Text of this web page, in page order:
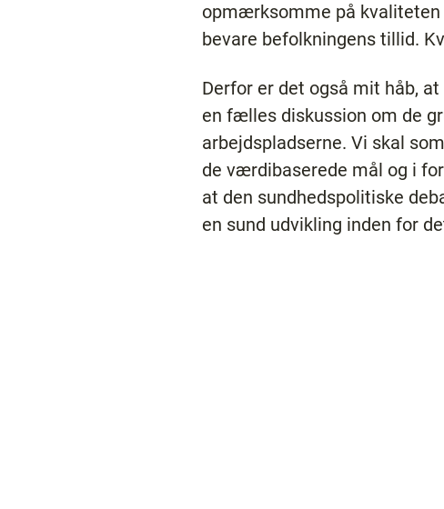
opmærksomme på
bevare befolkningens tillid.
Derfor er det også mit håb,
en fælles diskussion om de
arbejdspladserne. Vi skal
de værdibaserede mål og i
at den sundhedspolitiske
en sund udvikling inden for